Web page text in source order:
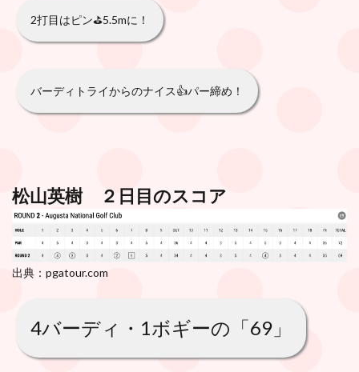
2打目はピン⛳️5.5mに！
バーディトライからのナイス👍パー締め！
松山英樹 ２日目のスコア
出典：pgatour.com
4バーディ・1ボギーの「69」